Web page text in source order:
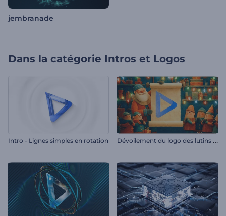
jembranade
Dans la catégorie Intros et Logos
Intro - Lignes simples en rotation D
évoilement du logo des lutins du Père Noël